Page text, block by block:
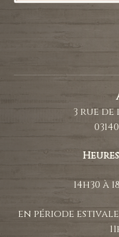
3 rue
14h30 à
en période